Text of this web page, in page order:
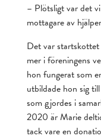
– Plötsligt var det
mottagare av
Det var
mer i föreningens
hon fungerat som
utbildade hon sig
som gjordes i
2020 är Marie
tack vare en